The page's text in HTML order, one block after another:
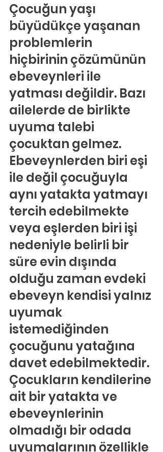
Çocuğun yaşı
büyüdükçe yaşanan
problemlerin
hiçbirinin çözümünün
ebeveynleri ile
yatması değildir. Bazı
ailelerde de birlikte
uyuma talebi
çocuktan gelmez.
Ebeveynlerden biri eşi
ile değil çocuğuyla
aynı yatakta yatmayı
tercih edebilmekte
veya eşlerden biri işi
nedeniyle belirli bir
süre evin dışında
olduğu zaman evdeki
ebeveyn kendisi yalnız
uyumak
istemediğinden
çocuğunu yatağına
davet edebilmektedir.
Çocukların kendilerine
ait bir yatakta ve
ebeveynlerinin
olmadığı bir odada
uyumalarının özellikle